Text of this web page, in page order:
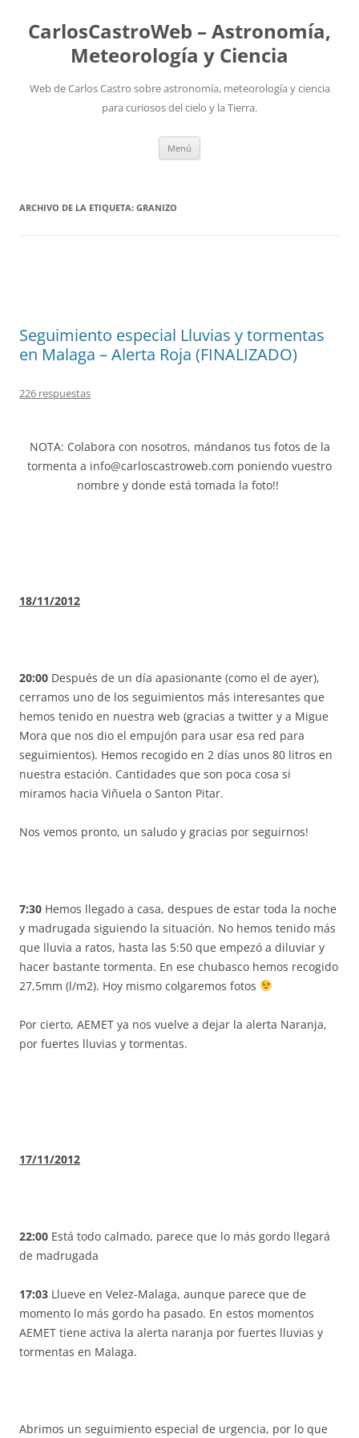
contenido
CarlosCastroWeb – Astronomía,
Meteorología y Ciencia
Web de Carlos Castro sobre astronomía, meteorología y ciencia
para curiosos del cielo y la Tierra.
Menú
ARCHIVO DE LA ETIQUETA: GRANIZO
Seguimiento especial Lluvias y tormentas
en Malaga – Alerta Roja (FINALIZADO)
226 respuestas
NOTA: Colabora con nosotros, mándanos tus fotos de la
tormenta a info@carloscastroweb.com poniendo vuestro
nombre y donde está tomada la foto!!
18/11/2012
20:00 Después de un día apasionante (como el de ayer),
cerramos uno de los seguimientos más interesantes que
hemos tenido en nuestra web (gracias a twitter y a Migue
Mora que nos dio el empujón para usar esa red para
seguimientos). Hemos recogido en 2 días unos 80 litros en
nuestra estación. Cantidades que son poca cosa si
miramos hacia Viñuela o Santon Pitar.
Nos vemos pronto, un saludo y gracias por seguirnos!
7:30 Hemos llegado a casa, despues de estar toda la noche
y madrugada siguiendo la situación. No hemos tenido más
que lluvia a ratos, hasta las 5:50 que empezó a diluviar y
hacer bastante tormenta. En ese chubasco hemos recogido
27,5mm (l/m2). Hoy mismo colgaremos fotos
Por cierto, AEMET ya nos vuelve a dejar la alerta Naranja,
por fuertes lluvias y tormentas.
17/11/2012
22:00 Está todo calmado, parece que lo más gordo llegará
de madrugada
17:03 Llueve en Velez-Malaga, aunque parece que de
momento lo más gordo ha pasado. En estos momentos
AEMET tiene activa la alerta naranja por fuertes lluvias y
tormentas en Malaga.
Abrimos un seguimiento especial de urgencia, por lo que